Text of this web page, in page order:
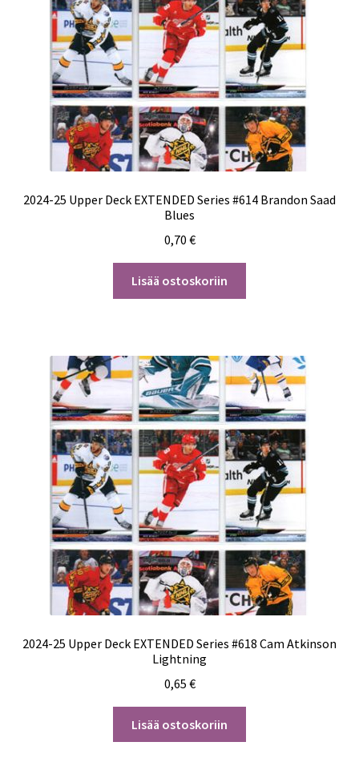
2024-25 Upper Deck EXTENDED Series #614 Brandon Saad
Blues
0,70 €
Lisää ostoskoriin
2024-25 Upper Deck EXTENDED Series #618 Cam Atkinson
Lightning
0,65 €
Lisää ostoskoriin